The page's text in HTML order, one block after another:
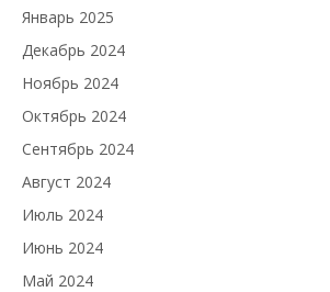
Январь 2025
Декабрь 2024
Ноябрь 2024
Октябрь 2024
Сентябрь 2024
Август 2024
Июль 2024
Июнь 2024
Май 2024